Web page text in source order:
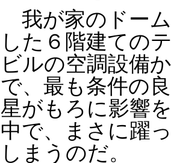
我が家のドー
した６階建ての
ビルの空調設備
で、最も条件の
星がもろに影響
中で、まさに躍
しまうのだ。